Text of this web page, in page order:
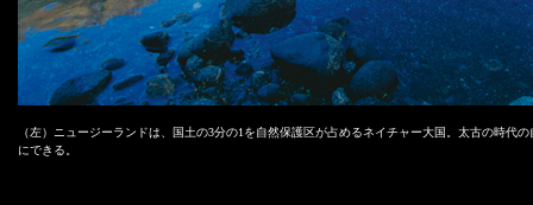
（左）ニュージーランドは、国土の3分の1を自然保護区が占めるネイチャー大国。太古の時
にできる。